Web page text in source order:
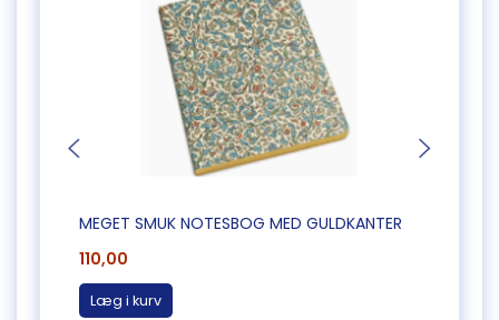
MEGET SMUK NOTESBOG MED GULDKANTER
110,00
Læg i kurv